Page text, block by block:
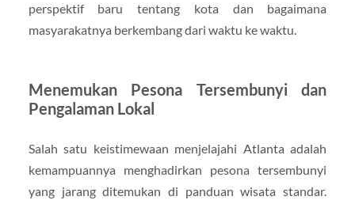
perspektif baru tentang kota dan bagaimana
masyarakatnya berkembang dari waktu ke waktu.
Menemukan Pesona Tersembunyi dan
Pengalaman Lokal
Salah satu keistimewaan menjelajahi Atlanta adalah
kemampuannya menghadirkan pesona tersembunyi
yang jarang ditemukan di panduan wisata standar.